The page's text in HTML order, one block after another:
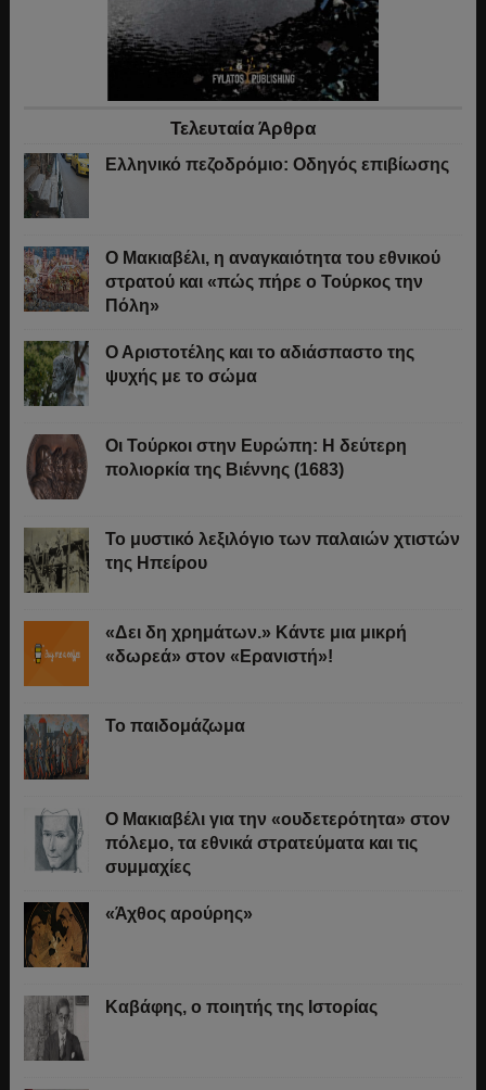
Τελευταία Άρθρα
Ελληνικό πεζοδρόμιο: Οδηγός επιβίωσης
Ο Μακιαβέλι, η αναγκαιότητα του εθνικού
στρατού και «πώς πήρε ο Τούρκος την
Πόλη»
Ο Αριστοτέλης και το αδιάσπαστο της
ψυχής με το σώμα
Οι Τούρκοι στην Ευρώπη: Η δεύτερη
πολιορκία της Βιέννης (1683)
Το μυστικό λεξιλόγιο των παλαιών χτιστών
της Ηπείρου
«Δει δη χρημάτων.» Κάντε μια μικρή
«δωρεά» στον «Ερανιστή»!
Το παιδομάζωμα
O Μακιαβέλι για την «ουδετερότητα» στον
πόλεμο, τα εθνικά στρατεύματα και τις
συμμαχίες
«Άχθος αρούρης»
Καβάφης, ο ποιητής της Ιστορίας